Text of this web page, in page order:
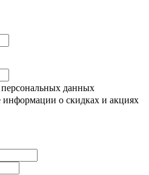
персональных данных
информации о скидках и акциях